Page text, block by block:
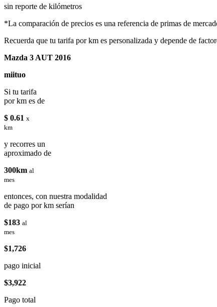
sin reporte de kilómetros
*La comparación de precios es una referencia de primas de
Recuerda que tu tarifa por km es personalizada y depende de
Mazda 3 AUT 2016
miituo
Si tu tarifa
por km es de
$ 0.61 x
km
y recorres un
aproximado de
300km al
mes
entonces, con nuestra modalidad
de pago por km serían
$183 al
mes
$1,726
pago inicial
$3,922
Pago total